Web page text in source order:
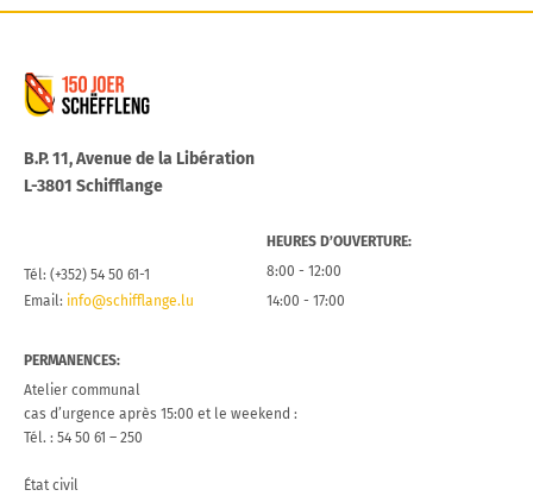
B.P. 11, Avenue de la Libération
L-3801 Schifflange
Tél: (+352) 54 50 61-1
Email: info@schifflange.lu
HEURES D’OUVERTURE:
8:00 - 12:00
14:00 - 17:00
PERMANENCES:
Atelier communal
cas d’urgence après 15:00 et le weekend :
Tél. : 54 50 61 – 250
État civil